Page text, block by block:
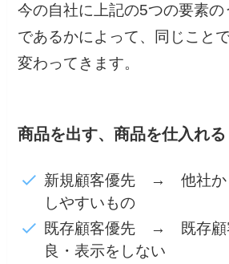
今の自社に上記の5つの要素
であるかによって、同じこと
変わってきます。
商品を出す、商品を仕入れる
新規顧客優先 → 他社か
しやすいもの
既存顧客優先 → 既存顧
良・表示をしない